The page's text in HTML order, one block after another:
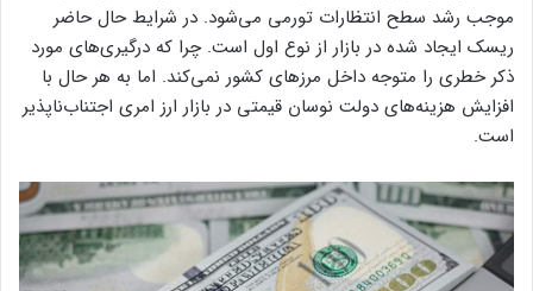
موجب رشد سطح انتظارات تورمی می‌شود. در شرایط حال حاضر
ریسک ایجاد شده در بازار از نوع اول است. چرا که درگیری‌های مورد
ذکر خطری را متوجه داخل مرز‌های کشور نمی‌کند. اما به هر حال با
افزایش هزینه‌های دولت نوسان قیمتی در بازار ارز امری اجتناب‌ناپذیر
است.